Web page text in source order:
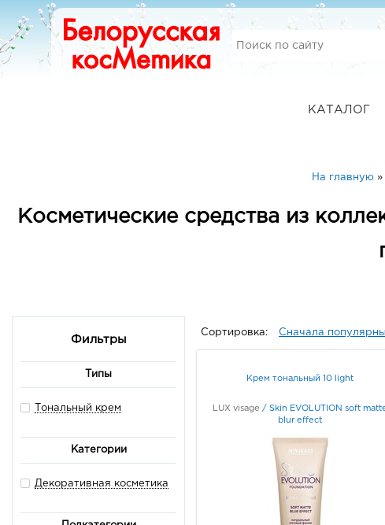
КАТАЛОГ
На главную»
Косметические средства из
Фильтры
Типы
Тональный крем
Категории
Декоративная косметика
Сортировка: Сначала
Крем тональный 10 light
LUX visage / Skin EVOLUTION soft
blur effect